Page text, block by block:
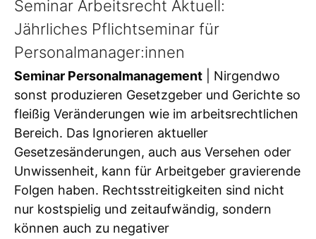
Seminar Arbeitsrecht Aktuell:
Jährliches Pflichtseminar für
Personalmanager:innen
Seminar Personalmanagement | Nirgendwo
sonst produzieren Gesetzgeber und Gerichte so
fleißig Veränderungen wie im arbeitsrechtlichen
Bereich. Das Ignorieren aktueller
Gesetzesänderungen, auch aus Versehen oder
Unwissenheit, kann für Arbeitgeber gravierende
Folgen haben. Rechtsstreitigkeiten sind nicht
nur kostspielig und zeitaufwändig, sondern
können auch zu negativer